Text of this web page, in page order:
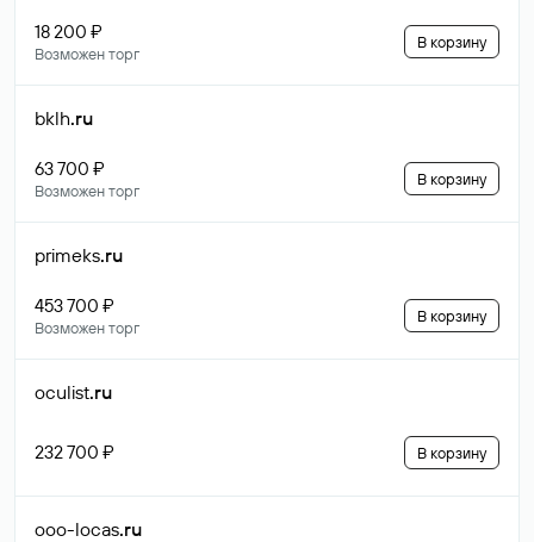
18 200 ₽
Возможен торг
В корзину
bklh.ru
63 700 ₽
Возможен торг
В корзину
primeks.ru
453 700 ₽
Возможен торг
В корзину
oculist.ru
232 700 ₽ В корзину
ooo-locas.ru